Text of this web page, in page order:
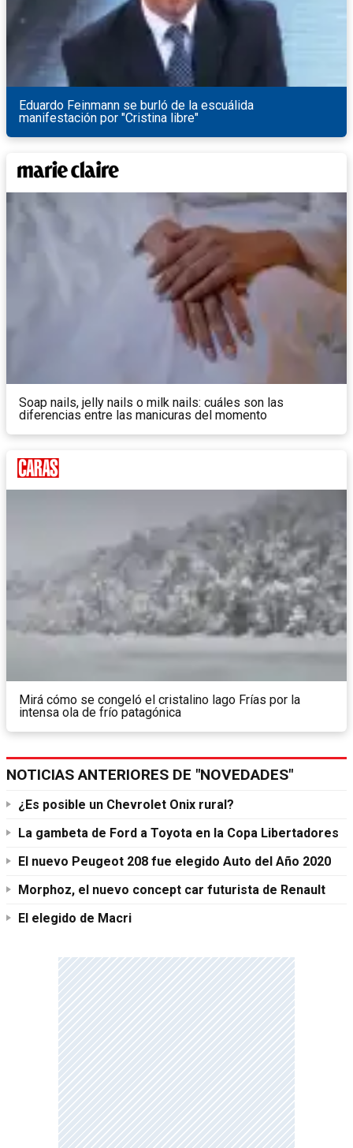
Eduardo Feinmann se burló de la escuálida
manifestación por "Cristina libre"
Soap nails, jelly nails o milk nails: cuáles son las
diferencias entre las manicuras del momento
Mirá cómo se congeló el cristalino lago Frías por la
intensa ola de frío patagónica
NOTICIAS ANTERIORES DE "NOVEDADES"
¿Es posible un Chevrolet Onix rural?
La gambeta de Ford a Toyota en la Copa Libertadores
El nuevo Peugeot 208 fue elegido Auto del Año 2020
Morphoz, el nuevo concept car futurista de Renault
El elegido de Macri